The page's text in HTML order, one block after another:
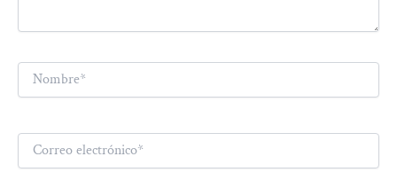
Nombre*
Correo
electrónico*